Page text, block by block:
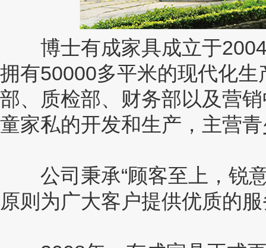
博士有成家具成立于2004
拥有50000多平米的现代化
部、质检部、财务部以及营
童家私的开发和生产，主营
公司秉承“顾客至上，锐意
原则为广大客户提供优质的